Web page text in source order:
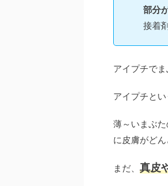
部分
接着
アイプチで
アイプチとい
薄～いまぶ
に皮膚がどん
まだ、 真皮